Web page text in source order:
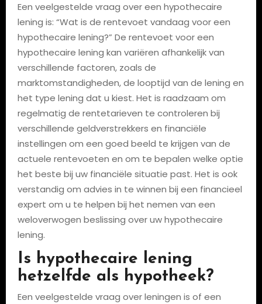
Een veelgestelde vraag over een hypothecaire
lening is: “Wat is de rentevoet vandaag voor een
hypothecaire lening?” De rentevoet voor een
hypothecaire lening kan variëren afhankelijk van
verschillende factoren, zoals de
marktomstandigheden, de looptijd van de lening en
het type lening dat u kiest. Het is raadzaam om
regelmatig de rentetarieven te controleren bij
verschillende geldverstrekkers en financiële
instellingen om een goed beeld te krijgen van de
actuele rentevoeten en om te bepalen welke optie
het beste bij uw financiële situatie past. Het is ook
verstandig om advies in te winnen bij een financieel
expert om u te helpen bij het nemen van een
weloverwogen beslissing over uw hypothecaire
lening.
Is hypothecaire lening
hetzelfde als hypotheek?
Een veelgestelde vraag over leningen is of een